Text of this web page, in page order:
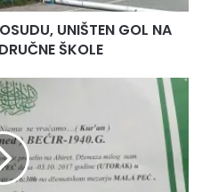
UNIŠTEN GOL NA
ŠKOLE